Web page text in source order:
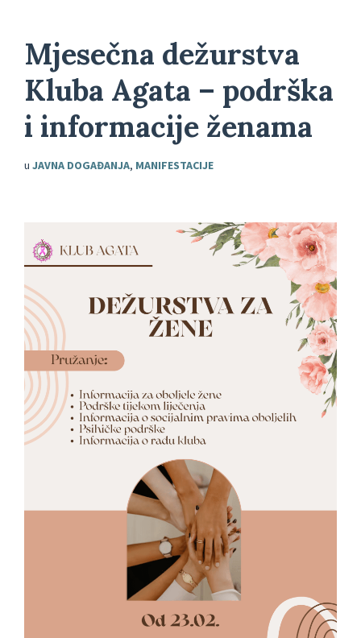
Mjesečna dežurstva
Kluba Agata – podrška
i informacije ženama
u JAVNA DOGAĐANJA, MANIFESTACIJE